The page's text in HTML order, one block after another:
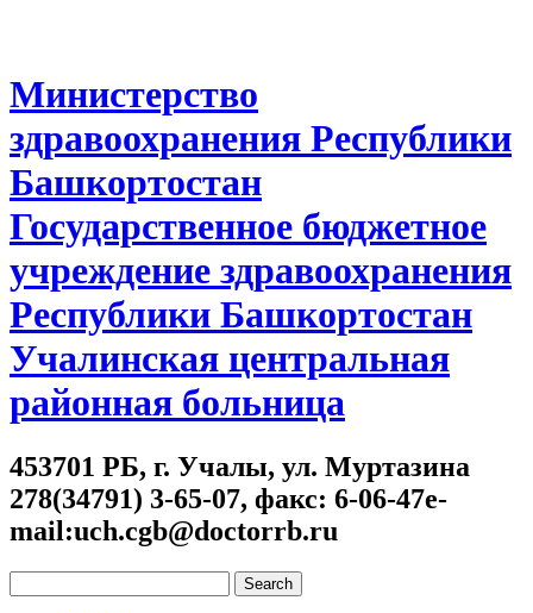
Министерство
здравоохранения Республики
Башкортостан
Государственное бюджетное
учреждение здравоохранения
Республики Башкортостан
Учалинская центральная
районная больница
453701 РБ, г. Учалы, ул. Муртазина
278(34791) 3-65-07, факс: 6-06-47e-
mail:uch.cgb@doctorrb.ru